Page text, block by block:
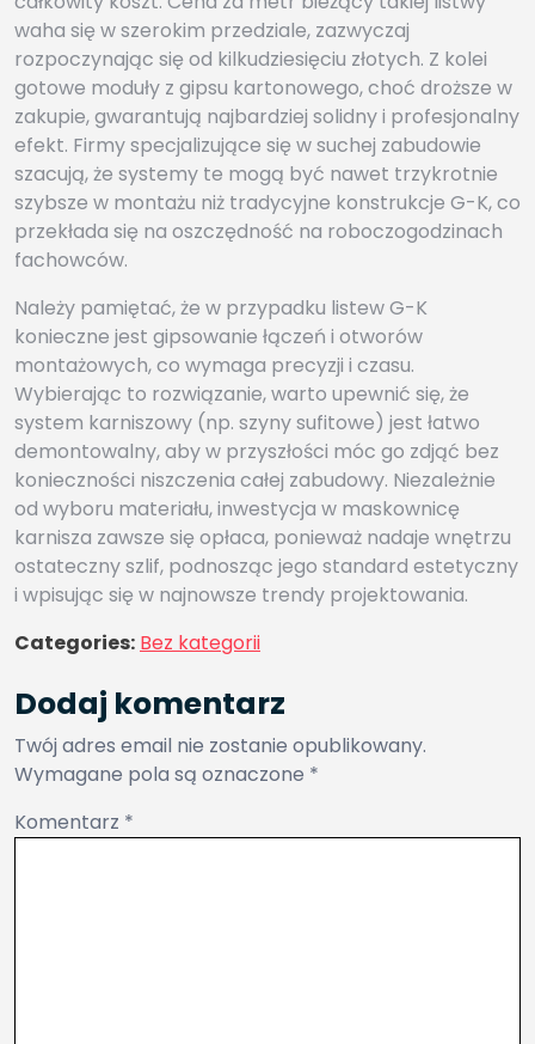
waha się w szerokim przedziale, zazwyczaj
rozpoczynając się od kilkudziesięciu złotych. Z kolei
gotowe moduły z gipsu kartonowego, choć droższe w
zakupie, gwarantują najbardziej solidny i profesjonalny
efekt. Firmy specjalizujące się w suchej zabudowie
szacują, że systemy te mogą być nawet trzykrotnie
szybsze w montażu niż tradycyjne konstrukcje G-K, co
przekłada się na oszczędność na roboczogodzinach
fachowców.
Należy pamiętać, że w przypadku listew G-K
konieczne jest gipsowanie łączeń i otworów
montażowych, co wymaga precyzji i czasu.
Wybierając to rozwiązanie, warto upewnić się, że
system karniszowy (np. szyny sufitowe) jest łatwo
demontowalny, aby w przyszłości móc go zdjąć bez
konieczności niszczenia całej zabudowy. Niezależnie
od wyboru materiału, inwestycja w maskownicę
karnisza zawsze się opłaca, ponieważ nadaje wnętrzu
ostateczny szlif, podnosząc jego standard estetyczny
i wpisując się w najnowsze trendy projektowania.
Categories: Bez kategorii
Dodaj komentarz
Twój adres email nie zostanie opublikowany.
Wymagane pola są oznaczone *
Komentarz *